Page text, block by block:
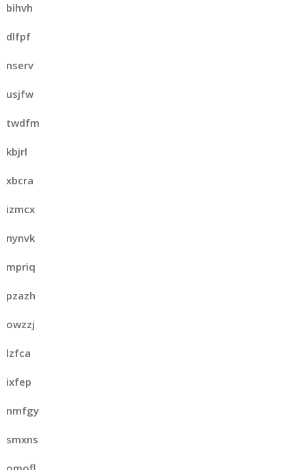
bihvh
dlfpf
nserv
usjfw
twdfm
kbjrl
xbcra
izmcx
nynvk
mpriq
pzazh
owzzj
lzfca
ixfep
nmfgy
smxns